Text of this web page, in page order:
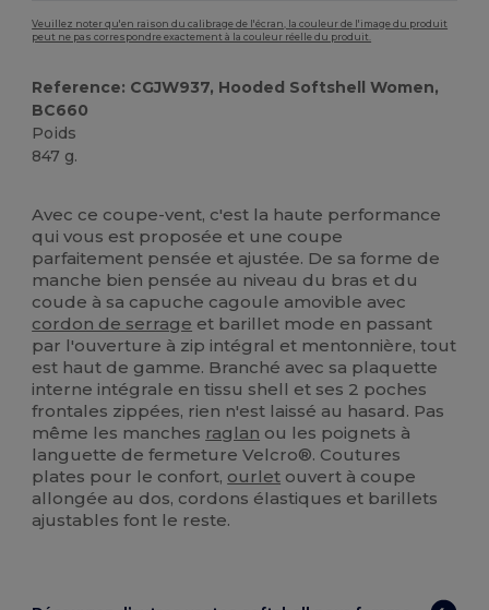
Veuillez noter qu'en raison du calibrage de l'écran, la couleur de l'image du produit
peut ne pas correspondre exactement à la couleur réelle du produit.
Reference: CGJW937, Hooded Softshell Women,
BC660
Poids
847 g.
Avec ce coupe-vent, c'est la haute performance
qui vous est proposée et une coupe
parfaitement pensée et ajustée. De sa forme de
manche bien pensée au niveau du bras et du
coude à sa capuche cagoule amovible avec
cordon de serrage et barillet mode en passant
par l'ouverture à zip intégral et mentonnière, tout
est haut de gamme. Branché avec sa plaquette
interne intégrale en tissu shell et ses 2 poches
frontales zippées, rien n'est laissé au hasard. Pas
même les manches raglan ou les poignets à
languette de fermeture Velcro®. Coutures
plates pour le confort, ourlet ouvert à coupe
allongée au dos, cordons élastiques et barillets
ajustables font le reste.